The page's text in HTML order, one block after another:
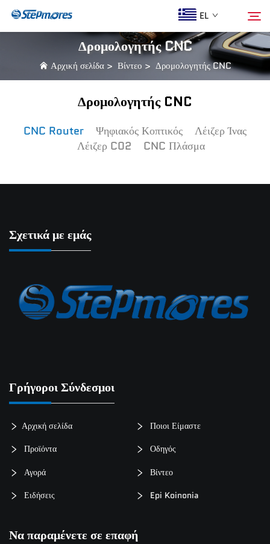
EL
Αρχική σελίδα
Οδηγός
Ειδήσεις
Δρομολογητής CNC
Αρχική σελίδα> Βίντεο > Δρομολογητής CNC
Δρομολογητής CNC
CNC Router Ψηφιακός Κοπτικός
Λέιζερ Ίνας
Λέιζερ C02
CNC Πλάσμα
Σχετικά με εμάς
Γρήγοροι Σύνδεσμοι
Αρχική σελίδα
Ποιοι Είμαστε
Προϊόντα
Οδηγός
Αγορά
Βίντεο
Ειδήσεις
Epi Koinonia
Να παραμένετε σε επαφή